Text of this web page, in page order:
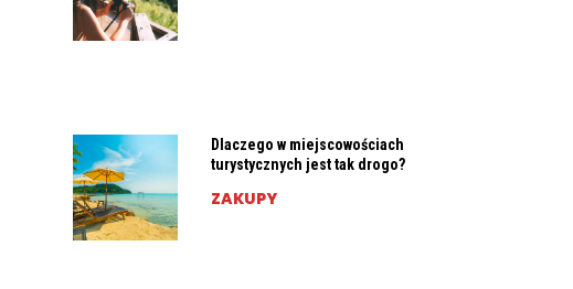
Dlaczego w miejscowościach
turystycznych jest tak drogo?
ZAKUPY